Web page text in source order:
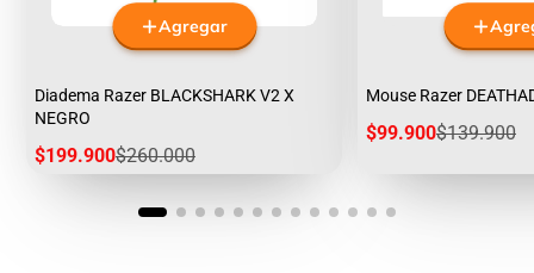
Agregar
Diadema Razer BLACKSHARK V2 X
NEGRO
Precio
$199.900Precio
regular
$260.000
Mouse Razer
Precio
$99.900Precio
$139.900